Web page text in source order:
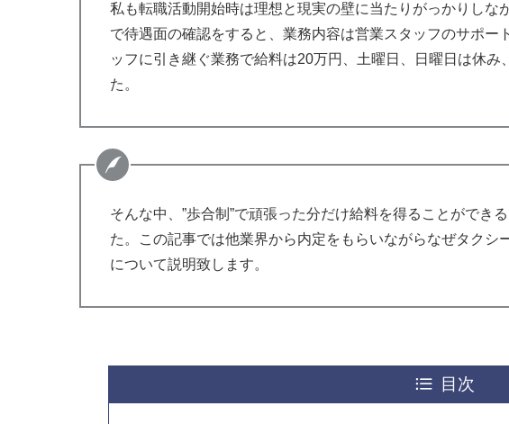
私も転職活動開始時は理想と現実の壁に当たりがっかりしな
で待遇面の確認をすると、業務内容は営業スタッフのサポー
ッフに引き継ぐ業務で給料は20万円、土曜日、日曜日は休
た。
そんな中、”歩合制”で頑張った分だけ給料を得ることができ
た。この記事では他業界から内定をもらいながらなぜタクシ
について説明致します。
目次